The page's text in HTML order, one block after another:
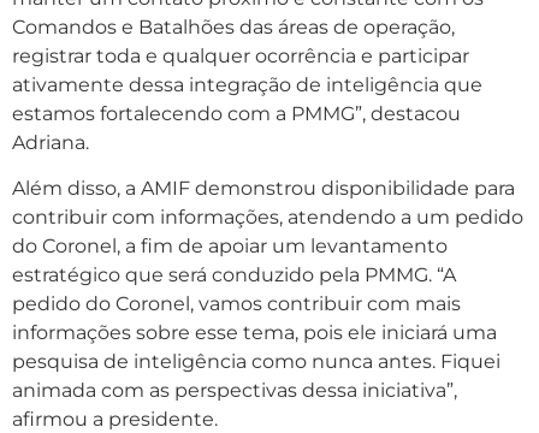
Comandos e Batalhões das áreas de operação,
registrar toda e qualquer ocorrência e participar
ativamente dessa integração de inteligência que
estamos fortalecendo com a PMMG”, destacou
Adriana.
Além disso, a AMIF demonstrou disponibilidade para
contribuir com informações, atendendo a um pedido
do Coronel, a fim de apoiar um levantamento
estratégico que será conduzido pela PMMG. “A
pedido do Coronel, vamos contribuir com mais
informações sobre esse tema, pois ele iniciará uma
pesquisa de inteligência como nunca antes. Fiquei
animada com as perspectivas dessa iniciativa”,
afirmou a presidente.